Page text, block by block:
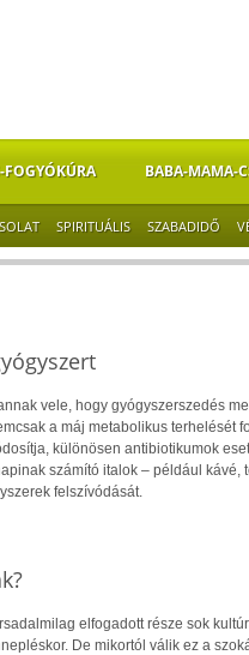
FOGYÓKÚRA BABA-MAMA-
SPIRITUÁLIS SZABADIDŐ
vele, hogy gyógyszerszedés
a máj metabolikus terhelését
különösen antibiotikumok
számító italok – például kávé,
felszívódását.
elfogadott része sok
De mikortól válik ez a